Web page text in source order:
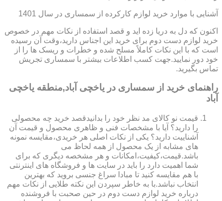
آشنایی با موارد خرید لوازم کارکرده از سمساری در سال 1401
اکنون که دل به دریا زده اید و قصد استفاده از نکات مهم در خصوص
خرید لوازم دست دوم برای خرید این اجناس دارید،وقت آن رسیده
است که با این نکات کاملاً مسلح شده و خطرات و ریسک ها را از
خود دور نمایید.جهت کسب اطلاعات بیشتر با سمساری تجریش
تماس بگیرید.
راهنمای خرید از سمساری در یاخچی آباد,منطقه یاخچی
آباد
قیمت نو کالای مد نظر خود را بدانیدقصد خرید چه محصولی
را دارید؟ آیا با مشخصات فنی و ظاهری محصول و قیمت آن
آشناییت دارید؟ یکی از نکات اصلی هر خریدی،مقایسه نمونه
های مشابه از یک محصول از همه لحاظ می
باشد.قیمت،کیفیت،امکانات و هر مشخصه دیگری که برای
شما اهمیت دارد را باید در سایت ها و فروشگاه های اینترنتی
با هم مقایسه کنید تا مبادا سراغ جنسی بروید که بهترین
انتخاب نباشد.با به خاطر سپردن این نکته طلایی از نکات مهم
درباره خرید لوازم دست دوم در حین صحبت با فروشنده